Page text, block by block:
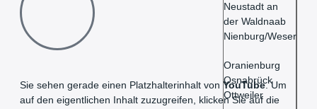
Neustadt an
der Waldnaab
Nienburg/Weser
Oranienburg
Osnabrück
Ottweiler
Sie sehen gerade einen Platzhalterinhalt von YouTube. Um
auf den eigentlichen Inhalt zuzugreifen, klicken Sie auf die